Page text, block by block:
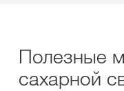
Полезные
сахарной